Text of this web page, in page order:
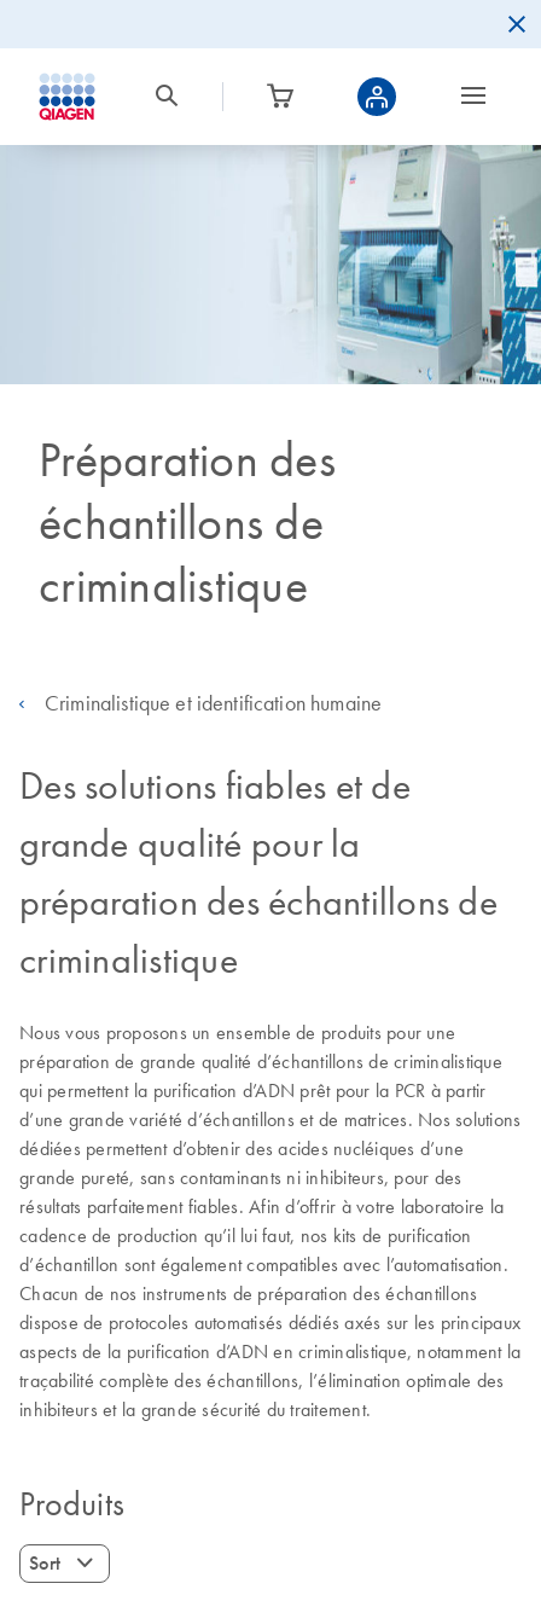
Préparation des
échantillons de
criminalistique
Criminalistique et identification humaine
Des solutions fiables et de
grande qualité pour la
préparation des échantillons de
criminalistique
Nous vous proposons un ensemble de produits pour une
préparation de grande qualité d’échantillons de criminalistique
qui permettent la purification d’ADN prêt pour la PCR à partir
d’une grande variété d’échantillons et de matrices. Nos solutions
dédiées permettent d’obtenir des acides nucléiques d’une
grande pureté, sans contaminants ni inhibiteurs, pour des
résultats parfaitement fiables. Afin d’offrir à votre laboratoire la
cadence de production qu’il lui faut, nos kits de purification
d’échantillon sont également compatibles avec l’automatisation.
Chacun de nos instruments de préparation des échantillons
dispose de protocoles automatisés dédiés axés sur les principaux
aspects de la purification d’ADN en criminalistique, notamment la
traçabilité complète des échantillons, l’élimination optimale des
inhibiteurs et la grande sécurité du traitement.
Produits
Sort